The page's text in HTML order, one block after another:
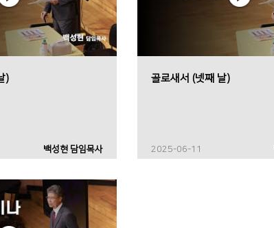
)
백성현 담임목사
골로새서 (넷째 날)
2025-06-11